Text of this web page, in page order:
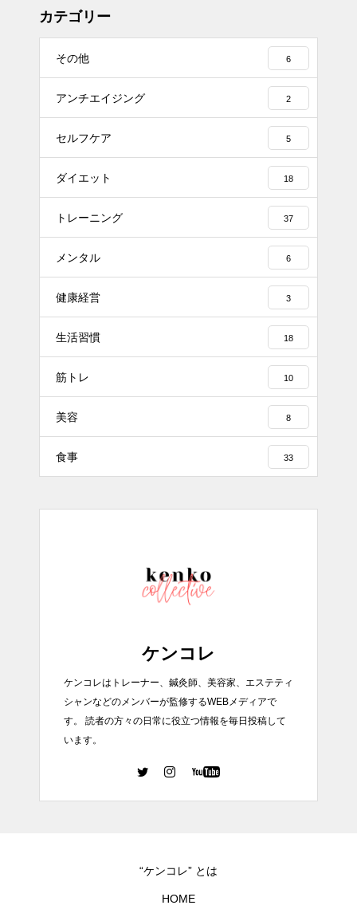
カテゴリー
その他 6
アンチエイジング 2
セルフケア 5
ダイエット 18
トレーニング 37
メンタル 6
健康経営 3
生活習慣 18
筋トレ 10
美容 8
食事 33
ケンコレ
ケンコレはトレーナー、鍼灸師、美容家、エステティ
シャンなどのメンバーが監修するWEBメディアで
す。 読者の方々の日常に役立つ情報を毎日投稿して
います。
“ケンコレ” とは
HOME